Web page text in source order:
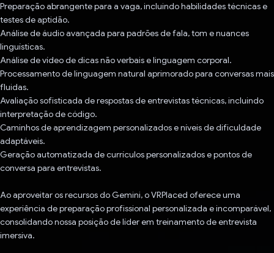
Preparação abrangente para a vaga, incluindo habilidades técnicas e
testes de aptidão.
Análise de áudio avançada para padrões de fala, tom e nuances
linguísticas.
Análise de vídeo de dicas não verbais e linguagem corporal.
Processamento de linguagem natural aprimorado para conversas mais
fluidas.
Avaliação sofisticada de respostas de entrevistas técnicas, incluindo
interpretação de código.
Caminhos de aprendizagem personalizados e níveis de dificuldade
adaptáveis.
Geração automatizada de currículos personalizados e pontos de
conversa para entrevistas.
Ao aproveitar os recursos do Gemini, o VRPlaced oferece uma
experiência de preparação profissional personalizada e incomparável,
consolidando nossa posição de líder em treinamento de entrevista
imersiva.